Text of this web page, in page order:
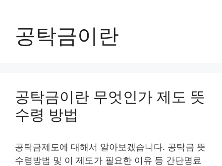
공탁금이란
공탁금이란 무엇인가 제도 뜻
수령 방법
공탁금제도에 대해서 알아보겠습니다. 공탁금 뜻
수령방법 및 이 제도가 필요한 이유 등 간단명료